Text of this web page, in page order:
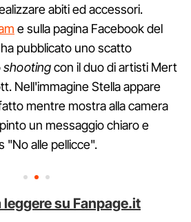
abiti ed accessori.
e sulla pagina Facebook del
pubblicato uno scatto
shootingcon il duo di artisti Mert
Nell'immagine Stella appare
mentre mostra alla camera
un messaggio chiaro e
"No alle pellicce".
leggere su Fanpage.it